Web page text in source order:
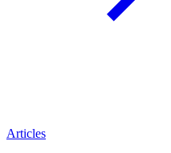
Articles